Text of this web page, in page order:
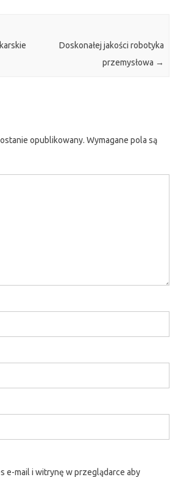
Doskonałej jakości robotyka
przemysłowa →
opublikowany. Wymagane pola są
e-mail i witrynę w przeglądarce aby